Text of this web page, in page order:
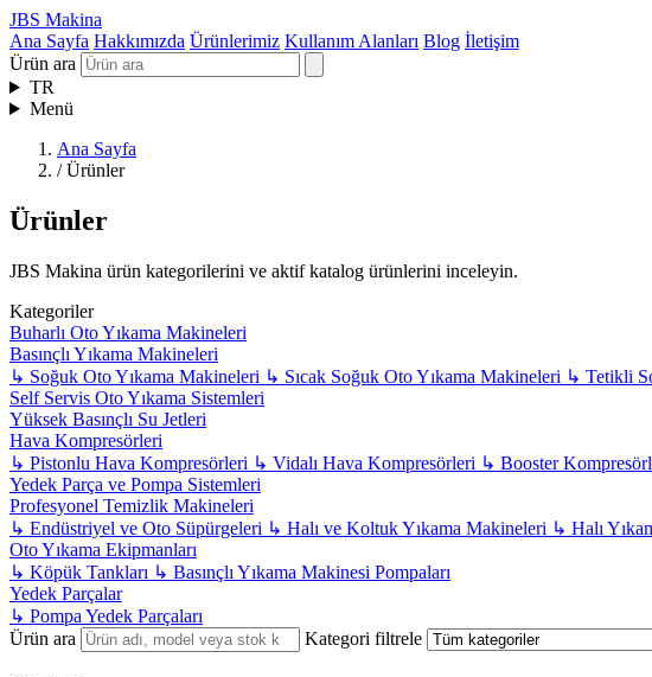
JBS Makina
Ana Sayfa Hakkımızda Ürünlerimiz Kullanım Alanları Blog İletişim
Ürün ara
TR
Menü
Ana Sayfa
/ Ürünler
Ürünler
JBS Makina ürün kategorilerini ve aktif katalog ürünlerini inceleyin.
Kategoriler
Buharlı Oto Yıkama Makineleri
Basınçlı Yıkama Makineleri
↳ Soğuk Oto Yıkama Makineleri ↳ Sıcak Soğuk Oto Yıkama Makineleri ↳ Tetikli
Self Servis Oto Yıkama Sistemleri
Yüksek Basınçlı Su Jetleri
Hava Kompresörleri
↳ Pistonlu Hava Kompresörleri ↳ Vidalı Hava Kompresörleri ↳ Booster
Yedek Parça ve Pompa Sistemleri
Profesyonel Temizlik Makineleri
↳ Endüstriyel ve Oto Süpürgeleri ↳ Halı ve Koltuk Yıkama Makineleri ↳ Halı
Oto Yıkama Ekipmanları
↳ Köpük Tankları ↳ Basınçlı Yıkama Makinesi Pompaları
Yedek Parçalar
↳ Pompa Yedek Parçaları
Ürün ara
Kategori filtrele